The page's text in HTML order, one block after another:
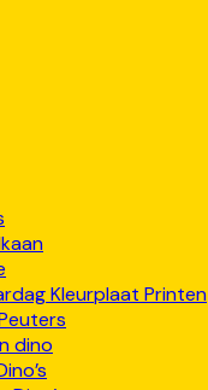
Kleurplaat Printen
dino